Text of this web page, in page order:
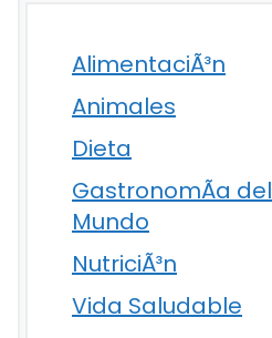
AlimentaciÃ³n
Animales
Dieta
GastronomÃ­a del
Mundo
NutriciÃ³n
Vida Saludable